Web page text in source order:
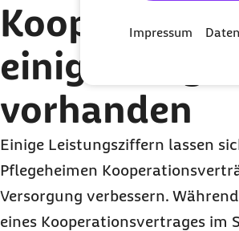
Impressum
einigen
vorhanden
Einige Leistungsziffern lassen
Pflegeheimen
Versorgung verbessern.
eines Kooperationsvertrages im